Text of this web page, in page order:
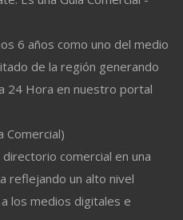
6 años como uno del medio
de la región generando
24 Hora en nuestro portal
Comercial)
comercial en una
reflejando un alto nivel
los medios digitales e